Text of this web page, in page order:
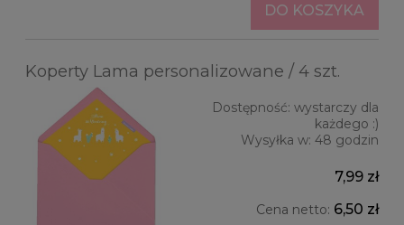
DO KOSZYKA
Koperty Lama personalizowane / 4 szt.
Dostępność: wystarczy dla
każdego :)
Wysyłka w: 48 godzin
7,99 zł
Cena netto: 6,50 zł